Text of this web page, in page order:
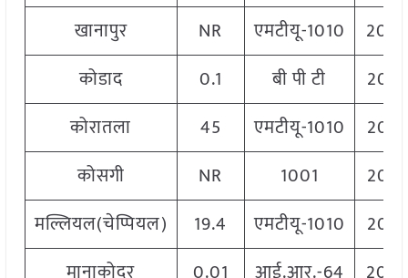
खानापुर
NR एमटीयू-1010
कोडाद
0.1 बी पी टी
कोरातला
45 एमटीयू-1010
कोसगी
NR 1001
मल्लियल(चेप्पियल)
19.4 एमटीयू-1010